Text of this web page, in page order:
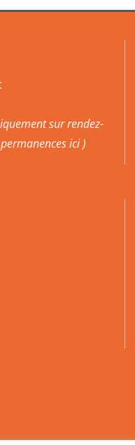
sur rendez-
ici )